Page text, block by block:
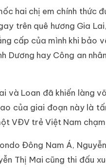
hai chị em chính thức
trên quê hương Gia
cấp của mình khi bảo
Dương hay Công an
và Loan đã khiến làng
của giai đoạn này là
VĐV trẻ Việt Nam
Đông Nam Á,
Thị Mai cũng thi đấu